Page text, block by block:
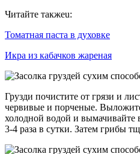
Читайте такжеu:
Томатная паста в духовке
Икра из кабачков жареная
Грузди почистите от грязи и
червивые и порченые.
холодной водой и вымачивайте
3-4 раза в сутки. Затем грибы